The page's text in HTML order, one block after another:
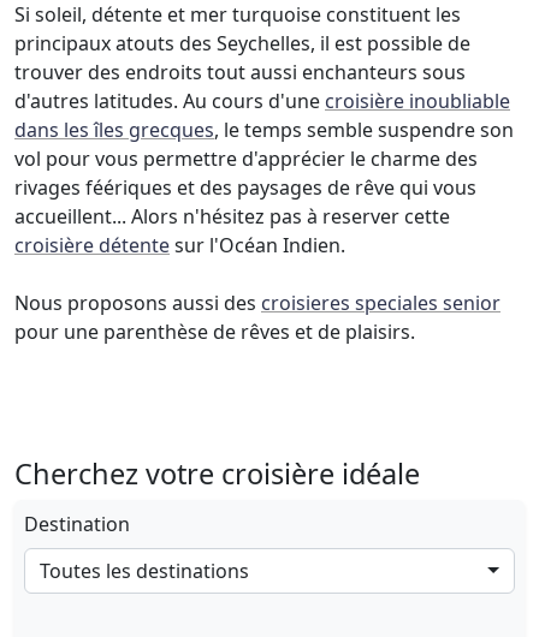
Si soleil, détente et mer turquoise constituent les
principaux atouts des Seychelles, il est possible de
trouver des endroits tout aussi enchanteurs sous
d'autres latitudes. Au cours d'une croisière inoubliable
dans les îles grecques, le temps semble suspendre son
vol pour vous permettre d'apprécier le charme des
rivages féériques et des paysages de rêve qui vous
accueillent... Alors n'hésitez pas à reserver cette
croisière détentesur l'Océan Indien.
Nous proposons aussi des croisieres speciales senior
pour une parenthèse de rêves et de plaisirs.
Cherchez votre croisière idéale
Destination
Toutes les destinations